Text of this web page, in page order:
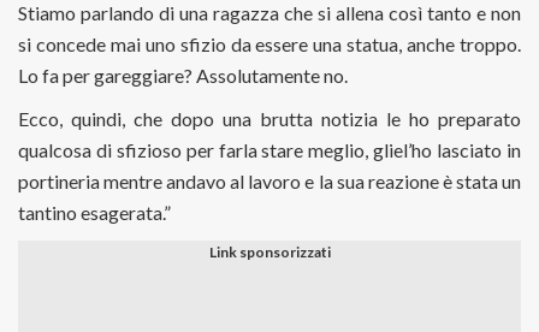
Stiamo parlando di una ragazza che si allena così tanto e non
si concede mai uno sfizio da essere una statua, anche troppo.
Lo fa per gareggiare? Assolutamente no.
Ecco, quindi, che dopo una brutta notizia le ho preparato
qualcosa di sfizioso per farla stare meglio, gliel’ho lasciato in
portineria mentre andavo al lavoro e la sua reazione è stata un
tantino esagerata.”